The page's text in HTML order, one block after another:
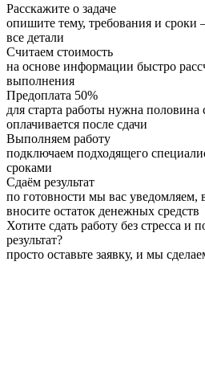
Расскажите о задаче
опишите тему, требования и
все детали
Считаем стоимость
на основе информации быстро
выполнения
Предоплата 50%
для старта работы нужна половина
оплачивается после сдачи
Выполняем работу
подключаем подходящего
сроками
Сдаём результат
по готовности мы вас уведомляем,
вносите остаток денежных средств
Хотите сдать работу без стресса и
результат?
просто оставьте заявку, и мы